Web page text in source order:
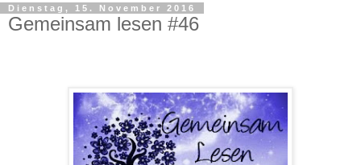
Dienstag, 15. November 2016
Gemeinsam lesen #46